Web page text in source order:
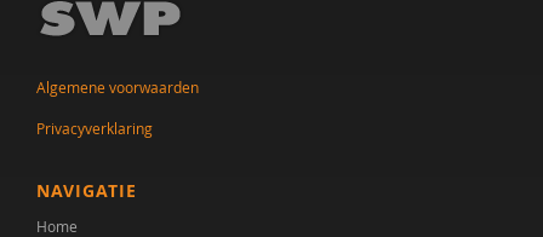
Algemene voorwaarden
Privacyverklaring
NAVIGATIE
Home